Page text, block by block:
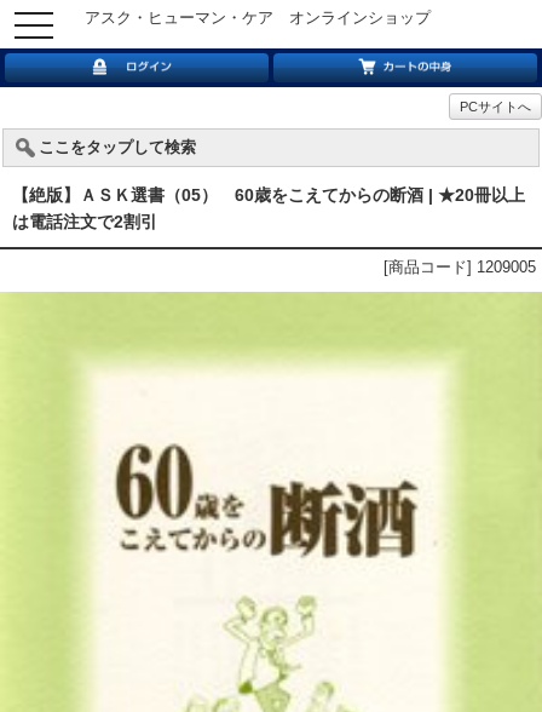
アスク・ヒューマン・ケア オンラインショップ
toggle
navigation
PCサイトへ
ここをタップして検索
【絶版】ＡＳＫ選書（05） 60歳をこえてからの断酒 | ★20冊以上
は電話注文で2割引
[商品コード] 1209005